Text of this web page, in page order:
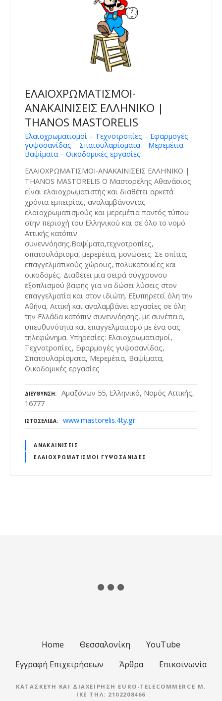
ΕΛΑΙΟΧΡΩΜΑΤΙΣΜΟΙ-
ΑΝΑΚΑΙΝΙΣΕΙΣ ΕΛΛΗΝΙΚΟ |
THANOS MASTORELIS
Ελαιοχρωματισμοί – Τεχνοτροπίες – Εφαρμογές
γυψοσανίδας – Σπατουλαρίσματα – Μερεμέτια –
Βαψίματα – Οικοδομικές εργασίες
ΕΛΑΙΟΧΡΩΜΑΤΙΣΜΟΙ-ΑΝΑΚΑΙΝΙΣΕΙΣ ΕΛΛΗΝΙΚΟ |
THANOS MASTORELIS Ο Μαστορέλης Αθανάσιος
είναι ελαιοχρωματιστής και διαθέτει αρκετά
χρόνια εμπειρίας, αναλαμβάνοντας
ελαιοχρωματισμούς και μερεμέτια παντός τύπου
στην περιοχή του Ελληνικού και σε όλο το νομό
Αττικής κατόπιν
συνεννόησης.Βαψίματα,τεχνοτροπίες,
σπατουλάρισμα, μερεμέτια, μονώσεις. Σε σπίτια,
επαγγελματικούς χώρους, πολυκατοικίες και
οικοδομές. Διαθέτει μια σειρά σύγχρονου
εξοπλισμού βαφής για να δώσει λύσεις στον
επαγγελματία και στον ιδιώτη. Εξυπηρετεί όλη την
Αθήνα, Αττική και αναλαμβάνει εργασίες σε όλη
την Ελλάδα κατόπιν συνεννόησης, με συνέπεια,
υπευθυνότητα και επαγγελματισμό με ένα σας
τηλεφώνημα. Υπηρεσίες: Ελαιοχρωματισμοί,
Τεχνοτροπίες, Εφαρμογές γυψοσανίδας,
Σπατουλαρίσματα, Μερεμέτια, Βαψίματα,
Οικοδομικές εργασίες
ΔΙΕΎΘΥΝΣΗ
Αμαζόνων 55, Ελληνικό, Νομός Αττικής,
16777
ΙΣΤΟΣΕΛΊΔΑ www.mastorelis.4ty.gr
ΑΝΑΚΑΙΝΊΣΕΙΣ
ΕΛΑΙΟΧΡΩΜΑΤΙΣΜΟΊ ΓΥΨΟΣΑΝΊΔΕΣ
ο
ή
Home Θεσσαλονίκη
YouTube
Εγγραφή Επιχειρήσεων
Άρθρα Επικοινωνία
ΚΑΤΑΣΚΕΥΉ ΚΑΙ ΔΙΑΧΕΊΡΗΣΗ EURO-TELECOMMERCE M.
IKE ΤΗΛ: 2102208466